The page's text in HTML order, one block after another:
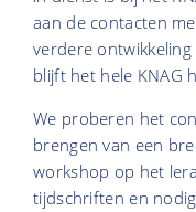
aan de contacten
verdere
blijft het hele KNAG
We proberen het
brengen van een
workshop op het
tijdschriften en